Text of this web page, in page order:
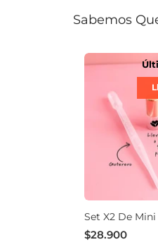
Sabemos
Set X2 De Mini
Dorados Para
Aceites – 1 Ml
$28.900